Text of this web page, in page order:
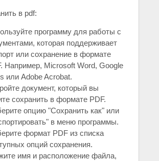
в pdf:
программу для работы с
которая поддерживает
или сохранение в формате
Например, Microsoft Word, Google
или Adobe Acrobat.
документ, который вы
сохранить в формате PDF.
опцию "Сохранить как" или
в меню программы.
формат PDF из списка
опций сохранения.
имя и расположение файла,